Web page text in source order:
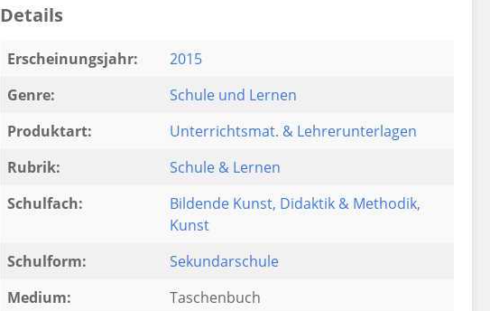
Details
Erscheinungsjahr:
2015
Genre:
Schule und Lernen
Produktart:
Unterrichtsmat. & Lehrerunterlagen
Rubrik:
Schule & Lernen
Schulfach:
Bildende Kunst, Didaktik & Methodik,
Kunst
Schulform:
Sekundarschule
Medium:
Taschenbuch